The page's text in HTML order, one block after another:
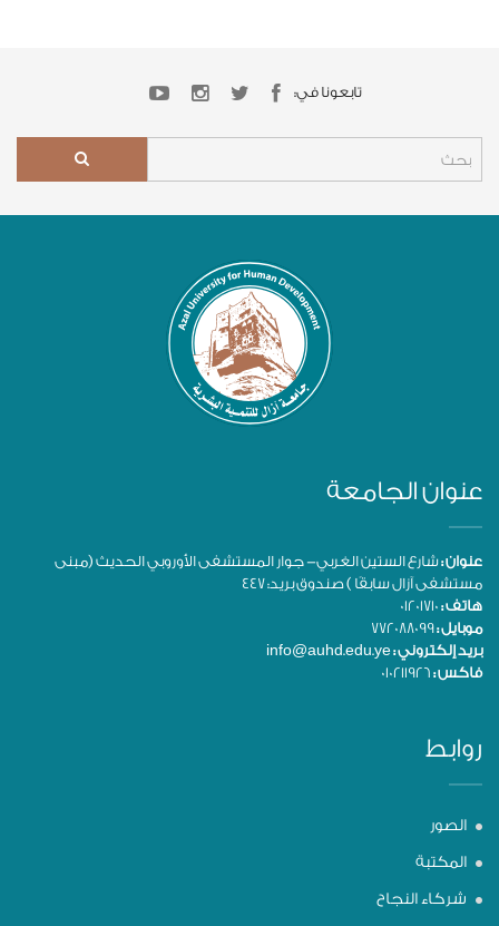
تابعونا في:
عنوان الجامعة
عنوان :شارع الستين الغربي- جوار المستشفى الأوروبي الحديث (مبنى
مستشفى آزال سابقًا ) صندوق بريد: 447
هاتف :
موبايل :
بريد إلكتروني :
فاكس :
روابط
الصور
المكتبة
شركاء النجاح